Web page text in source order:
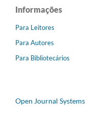
Informações
Para Leitores
Para Autores
Para Bibliotecários
Open Journal Systems